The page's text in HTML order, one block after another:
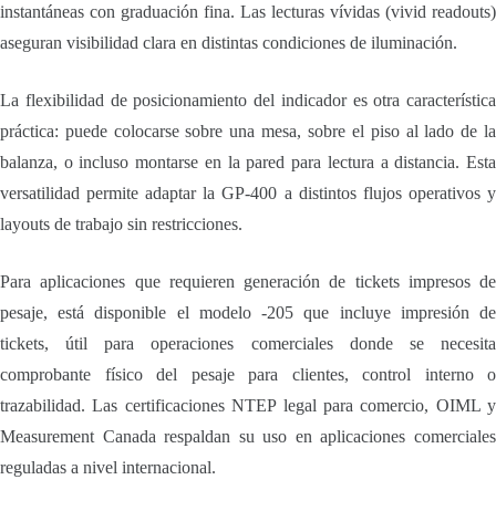
instantáneas con graduación fina. Las lecturas vívidas (vivid readouts)
aseguran visibilidad clara en distintas condiciones de iluminación.
La flexibilidad de posicionamiento del indicador es otra característica
práctica: puede colocarse sobre una mesa, sobre el piso al lado de la
balanza, o incluso montarse en la pared para lectura a distancia. Esta
versatilidad permite adaptar la GP-400 a distintos flujos operativos y
layouts de trabajo sin restricciones.
Para aplicaciones que requieren generación de tickets impresos de
pesaje, está disponible el modelo -205 que incluye impresión de
tickets, útil para operaciones comerciales donde se necesita
comprobante físico del pesaje para clientes, control interno o
trazabilidad. Las certificaciones NTEP legal para comercio, OIML y
Measurement Canada respaldan su uso en aplicaciones comerciales
reguladas a nivel internacional.